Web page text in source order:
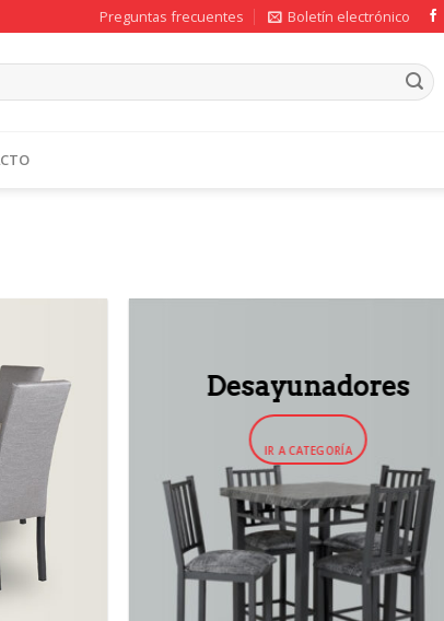
Preguntas frecuentes Boletín electrónico
Desayunadores
IR A CATEGORÍA